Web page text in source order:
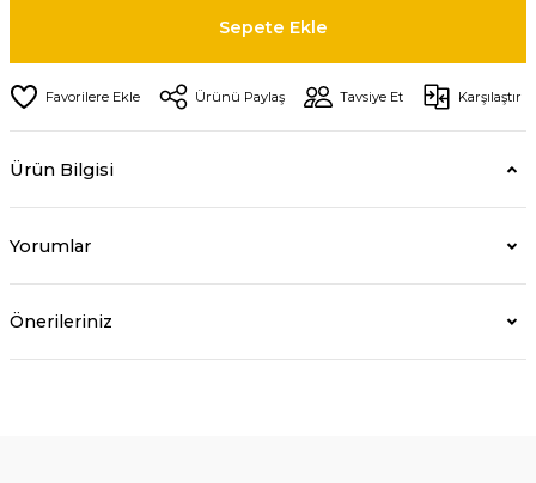
Sepete Ekle
Ürünü Paylaş Tavsiye Et Karşılaştır
Ürün Bilgisi
Yorumlar
Önerileriniz